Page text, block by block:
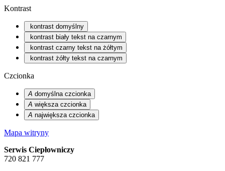
Kontrast
kontrast domyślny
kontrast biały tekst na czarnym
kontrast czarny tekst na żółtym
kontrast żółty tekst na czarnym
Czcionka
A domyślna czcionka
A większa czcionka
A największa czcionka
Mapa witryny
Serwis Ciepłowniczy
720 821 777